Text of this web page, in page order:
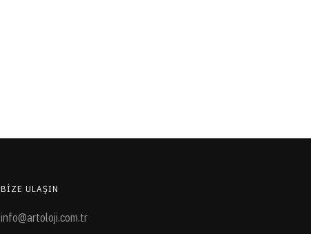
BIZE ULAŞIN
info@artoloji.com.tr